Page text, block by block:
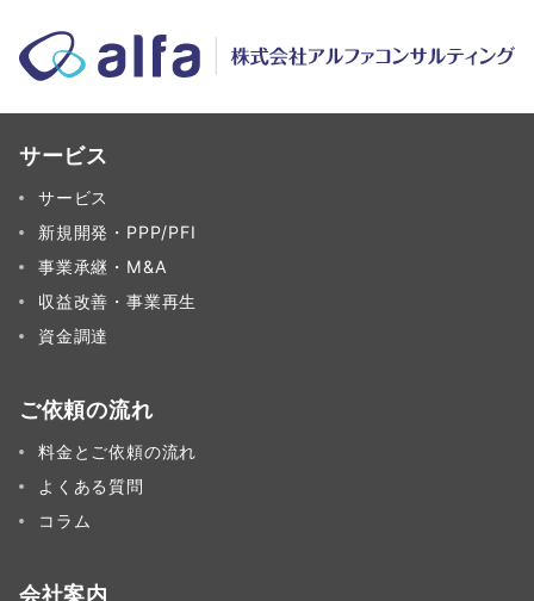
ー
ジ
送
り
サービス
サービス
新規開発・PPP/PFI
事業承継・M&A
収益改善・事業再生
資金調達
ご依頼の流れ
料金とご依頼の流れ
よくある質問
コラム
会社案内